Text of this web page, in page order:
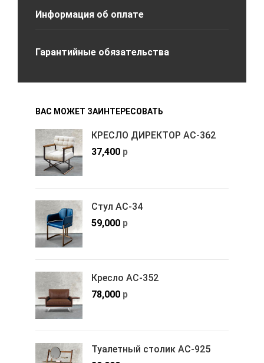
Информация об оплате
Гарантийные обязательства
ВАС МОЖЕТ ЗАИНТЕРЕСОВАТЬ
КРЕСЛО ДИРЕКТОР АС-362
37,400 р
Стул АС-34
59,000 р
Кресло АС-352
78,000 р
Туалетный столик АС-925